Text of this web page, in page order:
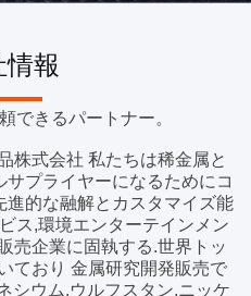
情報
できるパートナー。
株式会社 私たちは稀金属と
プライヤーになるためにコ
進的な融解とカスタマイズ能
ス,環境エンターテインメン
売企業に固執する.世界トッ
ており 金属研究開発販売で
シウム,ウルフスタン,ニッケ